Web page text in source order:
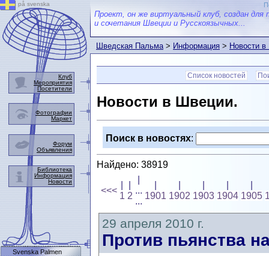
Проект, он же виртуальный клуб, создан для
и сочетания Швеции и Русскоязычных...
Шведская Пальма>Информация>Новости
Список новостей
Новости в Швеции.
Поиск в новостях:
Найдено: 38919
<<<
1 2
...
...
1901 1902 1903 1904 1905
29 апреля 2010 г.
Против пьянства
på svenska
Клуб
Мероприятия
Посетители
Фотографии
Маркет
Форум
Объявления
Библиотека
Информация
Новости
Svenska Palmen